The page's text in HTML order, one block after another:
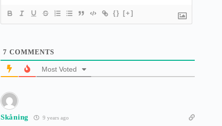
{} [+]
7 COMMENTS
Most Voted
Skåning 9 years ago